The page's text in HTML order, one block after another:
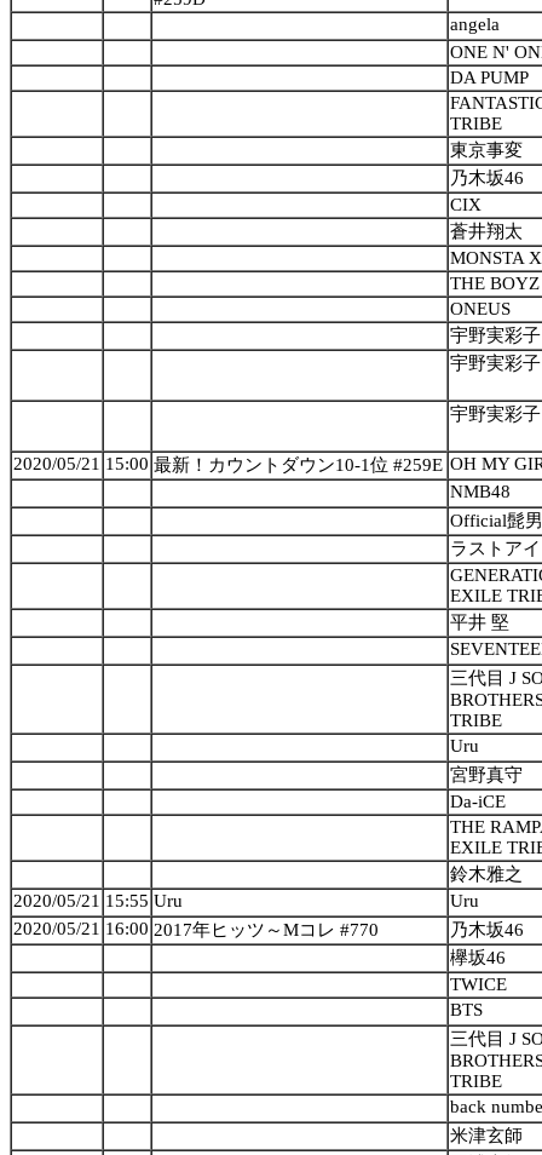
angela
ONE N'
DA PUMP
TRIBE
東京事変
乃木坂46
CIX
蒼井翔太
MONSTA X
THE BOYZ
ONEUS
宇野実彩
宇野実彩
宇野実彩
2020/05/21 15:00 最新！カウントダウン10-1位 #259E OH MY
NMB48
Official髭
ラストア
EXILE
平井 堅
三代目 J
TRIBE
Uru
宮野真守
Da-iCE
THE
EXILE
鈴木雅之
2020/05/21 15:55 Uru
Uru
2020/05/21 16:00 2017年ヒッツ～Mコレ #770
乃木坂46
欅坂46
TWICE
BTS
三代目 J
TRIBE
back
米津玄師